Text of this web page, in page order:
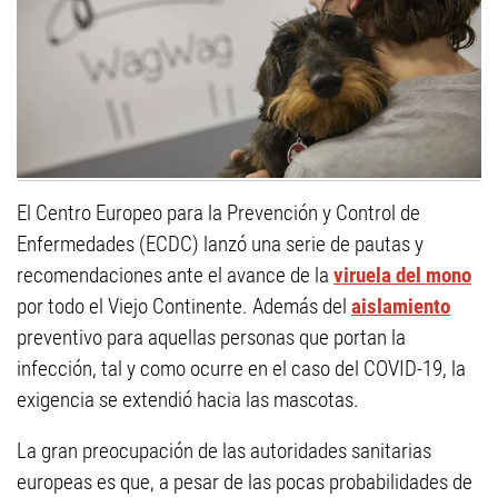
El Centro Europeo para la Prevención y Control de
Enfermedades (ECDC) lanzó una serie de pautas y
recomendaciones ante el avance de la viruela del mono
por todo el Viejo Continente. Además del aislamiento
preventivo para aquellas personas que portan la
infección, tal y como ocurre en el caso del COVID-19, la
exigencia se extendió hacia las mascotas.
La gran preocupación de las autoridades sanitarias
europeas es que, a pesar de las pocas probabilidades de